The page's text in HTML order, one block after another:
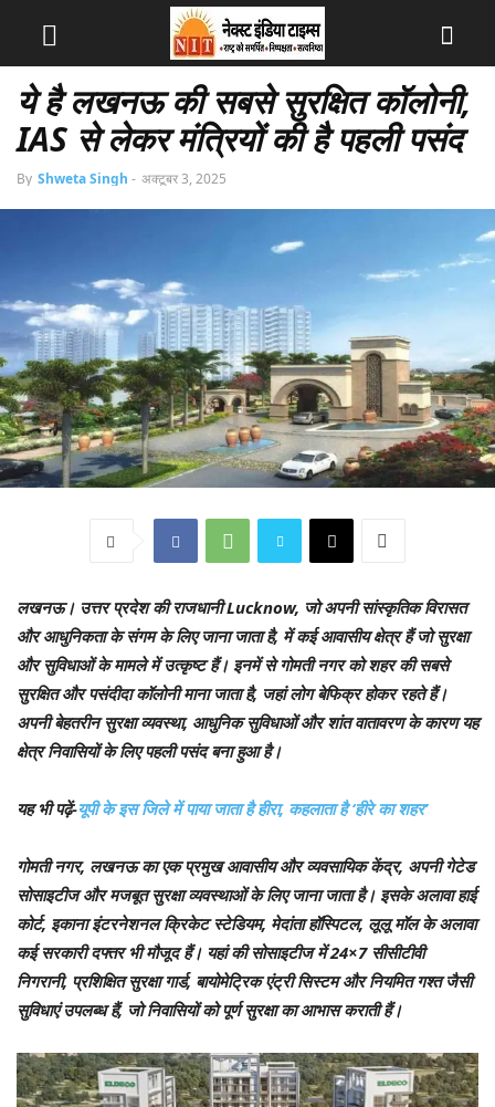
ये है लखनऊ की सबसे सुरक्षित कॉलोनी,
IAS से लेकर मंत्रियों की है पहली पसंद
By Shweta Singh - अक्टूबर 3, 2025
लखनऊ। उत्तर प्रदेश की राजधानी Lucknow, जो अपनी सांस्कृतिक विरासत
और आधुनिकता के संगम के लिए जाना जाता है, में कई आवासीय क्षेत्र हैं जो सुरक्षा
और सुविधाओं के मामले में उत्कृष्ट हैं। इनमें से गोमती नगर को शहर की सबसे
सुरक्षित और पसंदीदा कॉलोनी माना जाता है, जहां लोग बेफिक्र होकर रहते हैं।
अपनी बेहतरीन सुरक्षा व्यवस्था, आधुनिक सुविधाओं और शांत वातावरण के कारण यह
क्षेत्र निवासियों के लिए पहली पसंद बना हुआ है।
यह भी पढ़ें-यूपी के इस जिले में पाया जाता है हीरा, कहलाता है ‘हीरे का शहर’
गोमती नगर, लखनऊ का एक प्रमुख आवासीय और व्यवसायिक केंद्र, अपनी गेटेड
सोसाइटीज और मजबूत सुरक्षा व्यवस्थाओं के लिए जाना जाता है। इसके अलावा हाई
कोर्ट, इकाना इंटरनेशनल क्रिकेट स्टेडियम, मेदांता हॉस्पिटल, लूलू मॉल के अलावा
कई सरकारी दफ्तर भी मौजूद हैं। यहां की सोसाइटीज में 24×7 सीसीटीवी
निगरानी, प्रशिक्षित सुरक्षा गार्ड, बायोमेट्रिक एंट्री सिस्टम और नियमित गश्त जैसी
सुविधाएं उपलब्ध हैं, जो निवासियों को पूर्ण सुरक्षा का आभास कराती हैं।